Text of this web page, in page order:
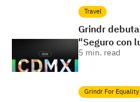
Travel
Grindr
"Seguro con
5 min. read
Grindr For Equality